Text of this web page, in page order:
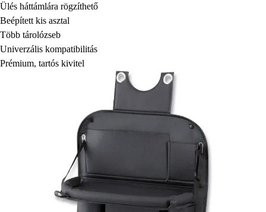
Ülés háttámlára rögzíthető
Beépített kis asztal
Több tárolózseb
Univerzális kompatibilitás
Prémium, tartós kivitel